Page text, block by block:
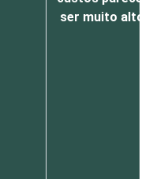
ser muito altos